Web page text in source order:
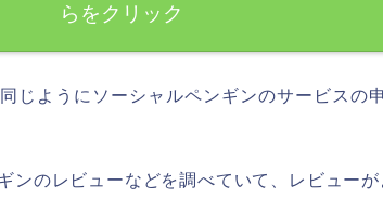
らをクリック
じようにソーシャルペンギンのサービスの
ンのレビューなどを調べていて、レビューが